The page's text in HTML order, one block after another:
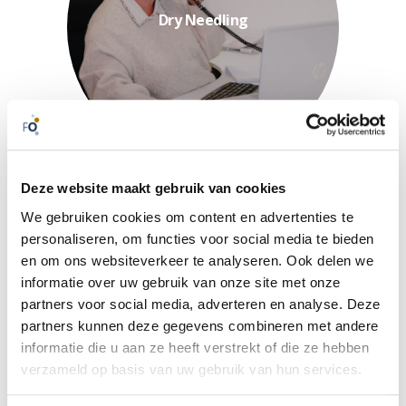
Deze website maakt gebruik van cookies
We gebruiken cookies om content en advertenties te
personaliseren, om functies voor social media te bieden
en om ons websiteverkeer te analyseren. Ook delen we
informatie over uw gebruik van onze site met onze
partners voor social media, adverteren en analyse. Deze
partners kunnen deze gegevens combineren met andere
informatie die u aan ze heeft verstrekt of die ze hebben
verzameld op basis van uw gebruik van hun services.
Dry Needling
De cursus dry needling biedt
fysiotherapeuten de kans om deze
effectieve techniek op een
verantwoorde manier toe te
Opleidingscentrum NT-e
Bij Fys'Optima bieden we
fysiotherapiepraktijken toegang tot
waardevolle kennis via de
fysiotherapie opleidingen van NT-e
in Vianen. Het NT-e richt...